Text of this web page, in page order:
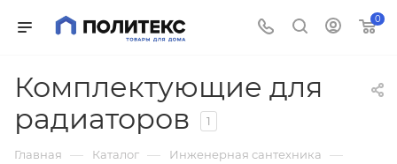
0
Комплектующие для
радиаторов
1
Главная — Каталог — Инженерная сантехника —